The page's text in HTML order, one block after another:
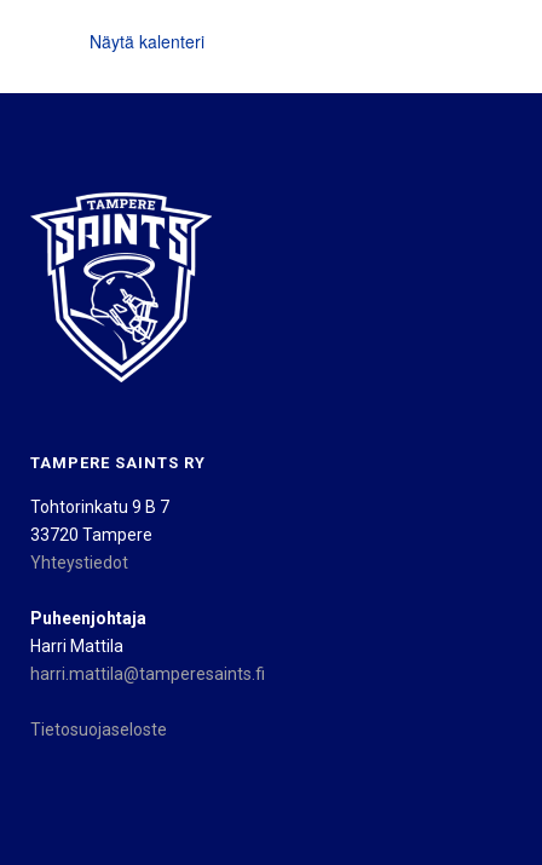
Näytä kalenteri
TAMPERE SAINTS RY
Tohtorinkatu 9 B 7
33720 Tampere
Yhteystiedot
Puheenjohtaja
Harri Mattila
harri.mattila@tamperesaints.fi
Tietosuojaseloste